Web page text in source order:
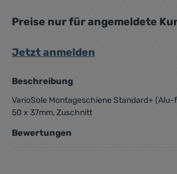
Preise nur für angemeldete
Jetzt anmelden
Beschreibung
VarioSole Montageschiene Standard+ (Alu-
50 x 37mm, Zuschnitt
Bewertungen